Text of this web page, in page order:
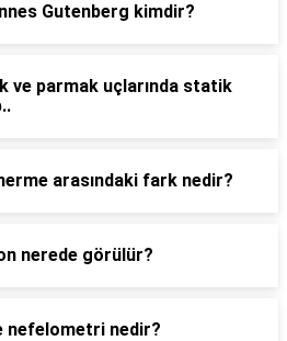
Gutenberg kimdir?
ve parmak uçlarında statik
arasındaki fark nedir?
nerede görülür?
nefelometri nedir?